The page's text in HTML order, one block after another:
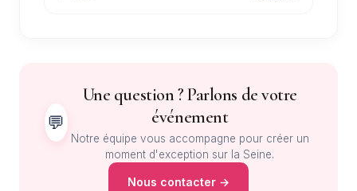
💬
Une question ? Parlons de votre
événement
Notre équipe vous accompagne pour créer un
moment d'exception sur la Seine.
Nous contacter →